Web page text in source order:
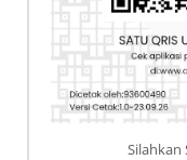
Silahkan